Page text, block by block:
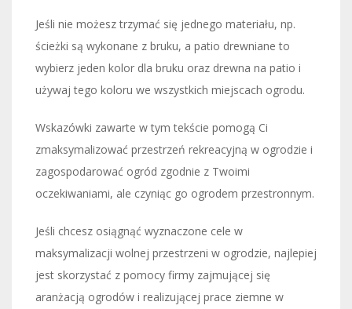
Jeśli nie możesz trzymać się jednego materiału, np.
ścieżki są wykonane z bruku, a patio drewniane to
wybierz jeden kolor dla bruku oraz drewna na patio i
używaj tego koloru we wszystkich miejscach ogrodu.
Wskazówki zawarte w tym tekście pomogą Ci
zmaksymalizować przestrzeń rekreacyjną w ogrodzie i
zagospodarować ogród zgodnie z Twoimi
oczekiwaniami, ale czyniąc go ogrodem przestronnym.
Jeśli chcesz osiągnąć wyznaczone cele w
maksymalizacji wolnej przestrzeni w ogrodzie, najlepiej
jest skorzystać z pomocy firmy zajmującej się
aranżacją ogrodów i realizującej prace ziemne w